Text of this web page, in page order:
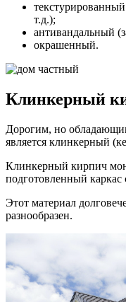
т.д.);
антивандальный
окрашенный.
Клинкерный
Дорогим, но
является клинкерный
Клинкерный кирпич
подготовленный каркас
Этот материал
разнообразен.